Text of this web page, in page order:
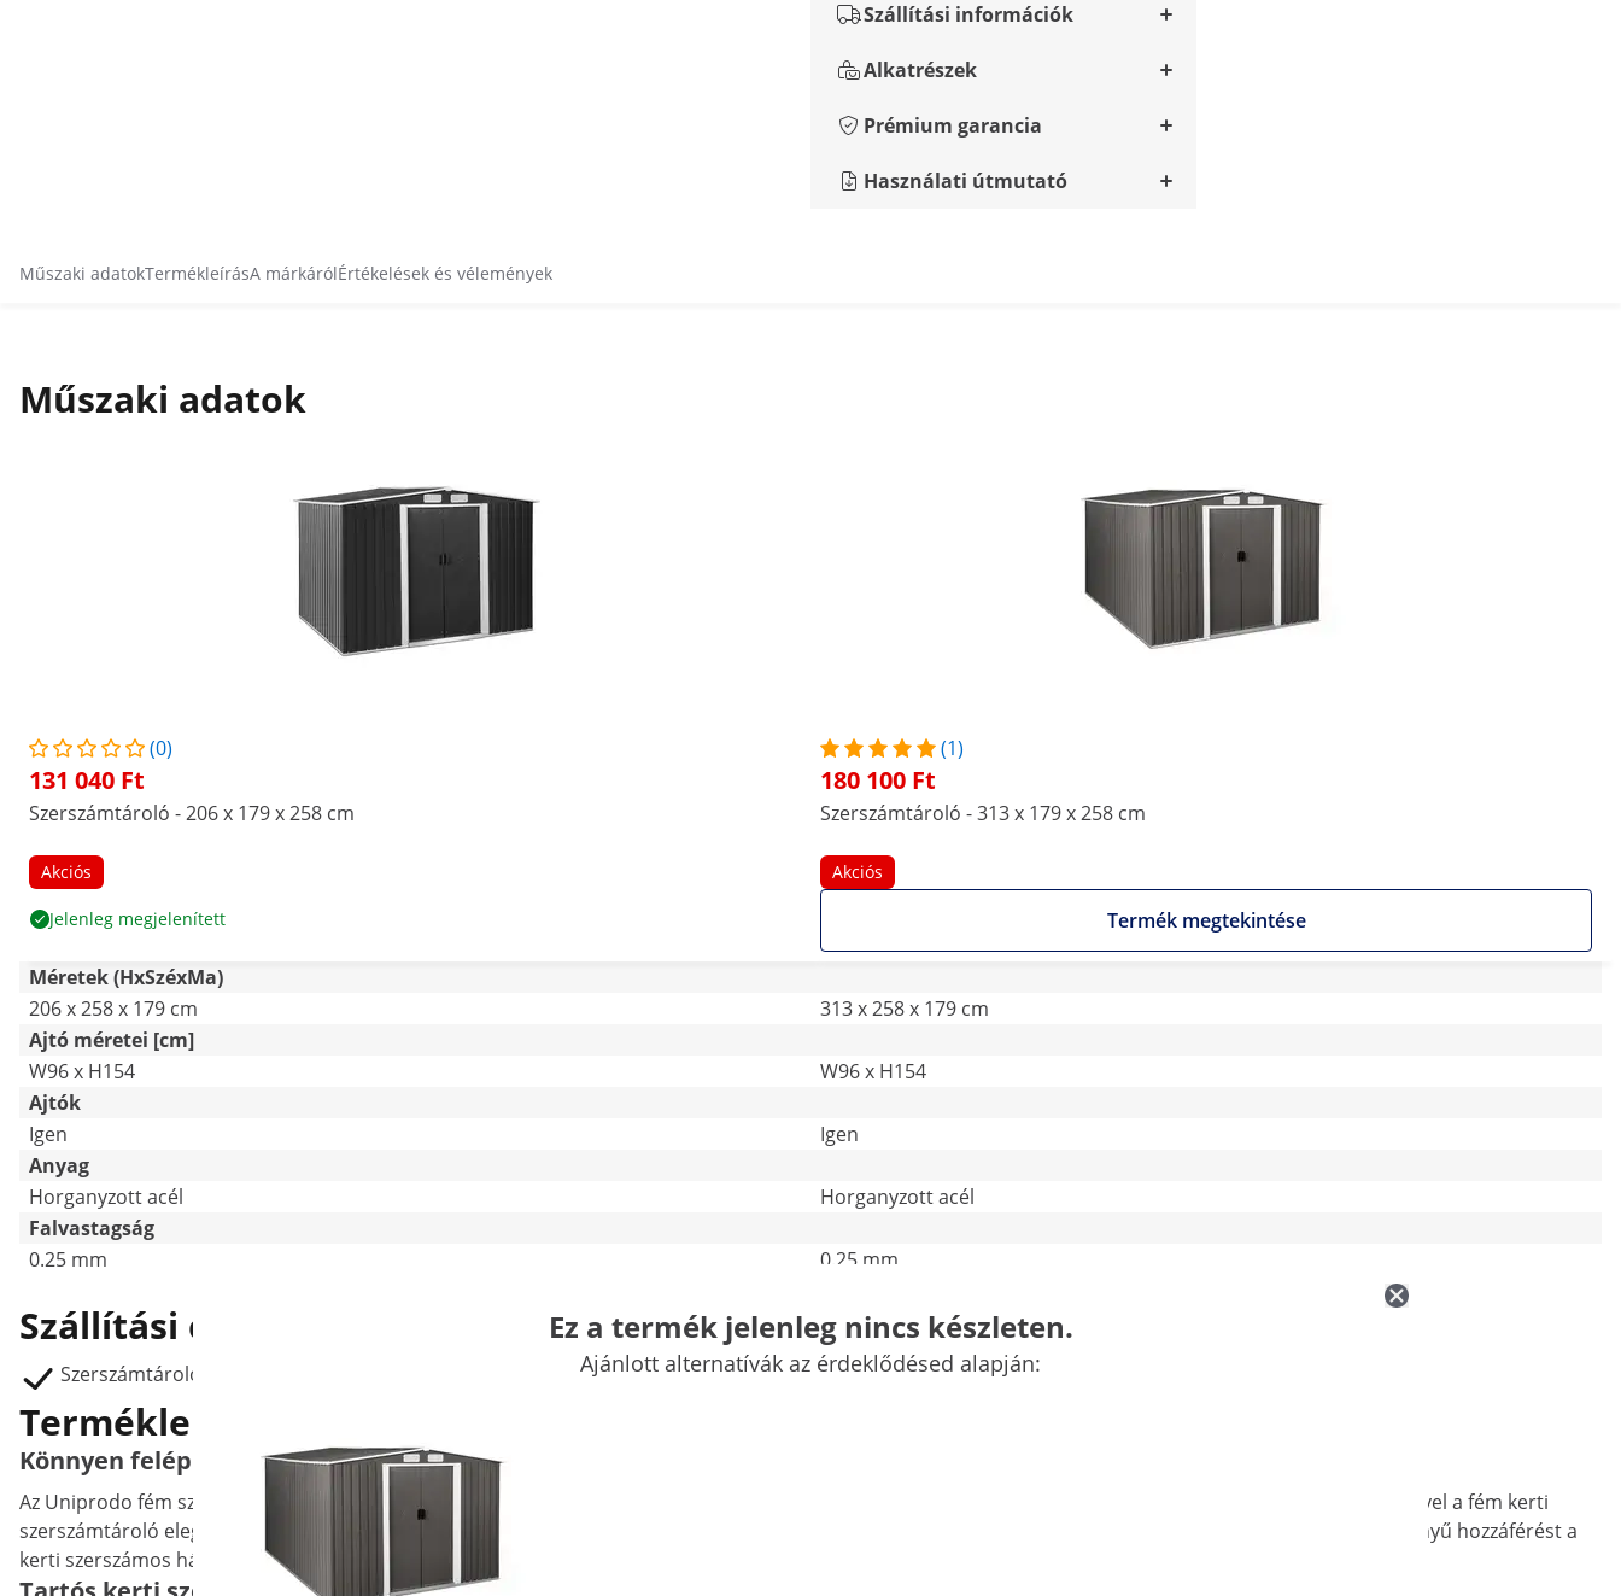
Szállítási információk
Alkatrészek
Prémium garancia
Használati útmutató
Műszaki adatokTermékleírásA márkárólÉrtékelések és vélemények
Műszaki adatok
(0)
131 040 Ft
Szerszámtároló - 206 x 179 x 258 cm
Akciós
Jelenleg megjelenített
(1)
180 100 Ft
Szerszámtároló - 313 x 179 x 258 cm
Akciós
Termék megtekintése
Méretek (HxSzéxMa)
206 x 258 x 179 cm
313 x 258 x 179 cm
Ajtó méretei [cm]
W96 x H154
W96 x H154
Ajtók
Igen
Igen
Anyag
Horganyzott acél
Horganyzott acél
Falvastagság
0.25 mm
0.25 mm
Szállítási csomag
Szerszámtároló UNI_MS_03
Ez a termék jelenleg nincs készleten.
Ajánlott alternatívák az érdeklődésed alapján:
Termékleírás
Könnyen felépíthető: zárható szerszámtároló az Uniprodo-tól
Az Uniprodo fém szerszámtárolójában biztonságosan tárolhatja a kerti felszereléseket, a kültéri játékokat és a szerszámokat. 206 x 179 x 258 cm-es méreteivel a fém kerti
szerszámtároló elegendő tárhelyet kínál nagyobb eszközök,például kerti bútorok vagy kerékpárok számára is. A W96 x H154 cm-es ajtó lehetővé teszi a könnyű hozzáférést a
kerti szerszámos házhoz, és gyorsan és biztonságosan zárható lakattal.